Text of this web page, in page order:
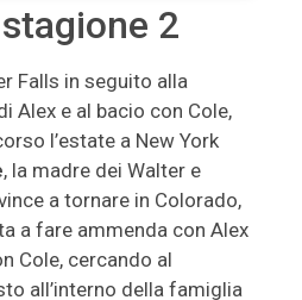
2
Falls in seguito alla
Alex e al bacio con Cole,
l’estate a New York
, la madre dei Walter e
a tornare in Colorado,
a fare ammenda con Alex
Cole, cercando al
all’interno della famiglia